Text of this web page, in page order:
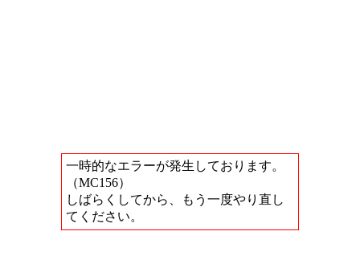
一時的なエラーが発生しております。
（MC156）
しばらくしてから、もう一度やり直し
てください。